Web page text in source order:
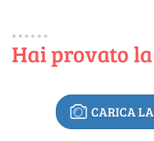
Hai provato
CARICA